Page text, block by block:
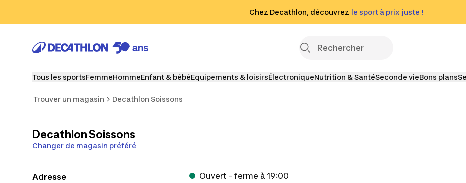
Chez Decathlon, découvrez le sport à prix juste !
Découvrez notre sélection été
En savoir plus
Tous les sportsFemmeHommeEnfant & bébéEquipements & loisirsÉlectroniqueNutrition & SantéSeconde vieBons plans
Trouver un magasin Decathlon Soissons
Decathlon Soissons
Changer de magasin préféré
Adresse Ouvert - ferme à 19:00